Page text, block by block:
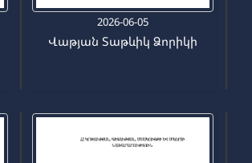
2026-06-05
Վաթյան Տաթևիկ Ձորիկի